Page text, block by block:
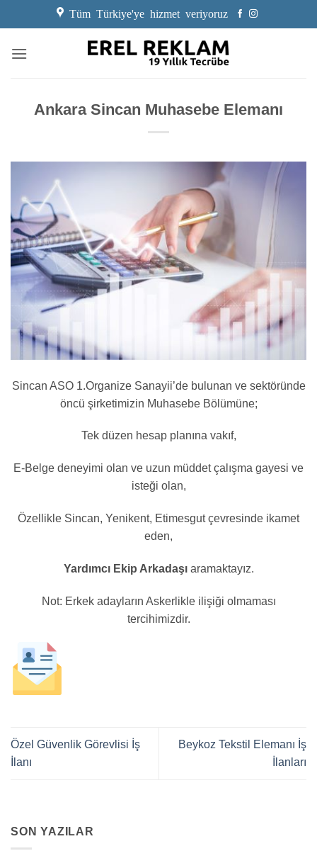
atla
Tüm Türkiye'ye hizmet veriyoruz
Ankara Sincan Muhasebe Elemanı
Sincan ASO 1.Organize Sanayii’de bulunan ve sektöründe
öncü şirketimizin Muhasebe Bölümüne;
Tek düzen hesap planına vakıf,
E-Belge deneyimi olan ve uzun müddet çalışma gayesi ve
isteği olan,
Özellikle Sincan, Yenikent, Etimesgut çevresinde ikamet
eden,
Yardımcı Ekip Arkadaşıaramaktayız.
Not: Erkek adayların Askerlikle ilişiği olmaması
tercihimizdir.
Özel Güvenlik Görevlisi İş
İlanı
Beykoz Tekstil Elemanı İş
İlanları
SON YAZILAR